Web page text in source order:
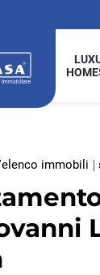
immobili